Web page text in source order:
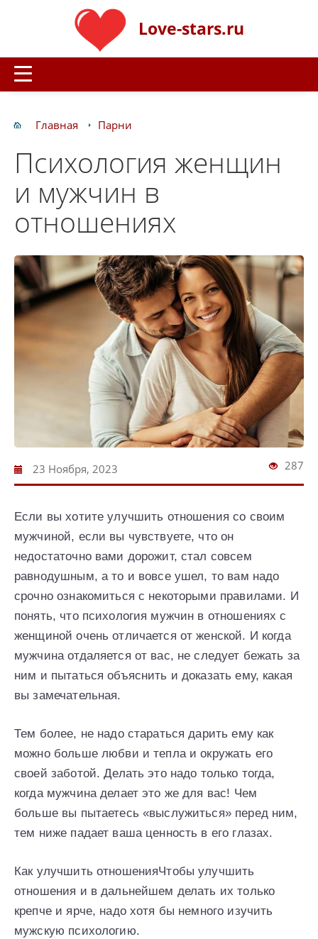
Love-stars.ru
Главная Парни
Психология женщин
и мужчин в
отношениях
23 Ноября, 2023 287
Если вы хотите улучшить отношения со своим
мужчиной, если вы чувствуете, что он
недостаточно вами дорожит, стал совсем
равнодушным, а то и вовсе ушел, то вам надо
срочно ознакомиться с некоторыми правилами. И
понять, что психология мужчин в отношениях с
женщиной очень отличается от женской. И когда
мужчина отдаляется от вас, не следует бежать за
ним и пытаться объяснить и доказать ему, какая
вы замечательная.
Тем более, не надо стараться дарить ему как
можно больше любви и тепла и окружать его
своей заботой. Делать это надо только тогда,
когда мужчина делает это же для вас! Чем
больше вы пытаетесь «выслужиться» перед ним,
тем ниже падает ваша ценность в его глазах.
Как улучшить отношенияЧтобы улучшить
отношения и в дальнейшем делать их только
крепче и ярче, надо хотя бы немного изучить
мужскую психологию.